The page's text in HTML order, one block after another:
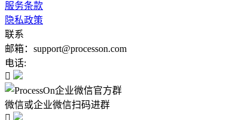
服务条款
隐私政策
联系
邮箱：support@processon.com
电话:

微信或企业微信扫码进群
